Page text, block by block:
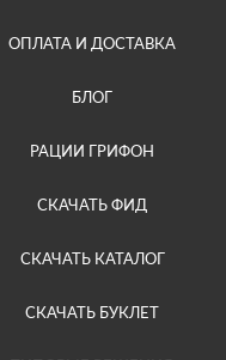
ОПЛАТА И ДОСТАВКА
БЛОГ
РАЦИИ ГРИФОН
СКАЧАТЬ ФИД
СКАЧАТЬ КАТАЛОГ
СКАЧАТЬ БУКЛЕТ